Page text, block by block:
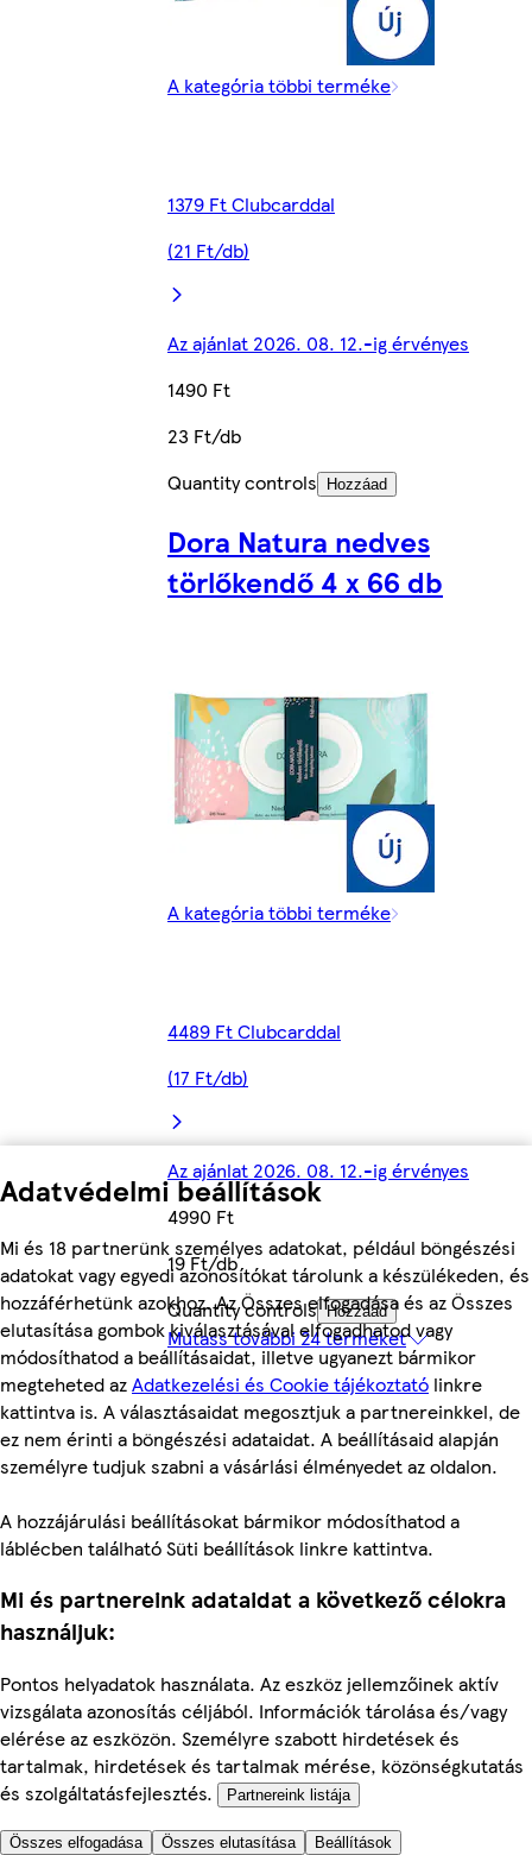
Adatvédelmi beállítások
Mi és 18 partnerünk személyes adatokat, például böngészési
adatokat vagy egyedi azonosítókat tárolunk a készülékeden, és
hozzáférhetünk azokhoz. Az Összes elfogadása és az Összes
elutasítása gombok kiválasztásával elfogadhatod vagy
módosíthatod a beállításaidat, illetve ugyanezt bármikor
megteheted azAdatkezelési és Cookie tájékoztató linkre
kattintva is. A választásaidat megosztjuk a partnereinkkel, de
ez nem érinti a böngészési adataidat. A beállításaid alapján
személyre tudjuk szabni a vásárlási élményedet az oldalon.
A hozzájárulási beállításokat bármikor módosíthatod a
láblécben található Süti beállítások linkre kattintva.
Mi és partnereink adataidat a következő célokra
használjuk:
Pontos helyadatok használata. Az eszköz jellemzőinek aktív
vizsgálata azonosítás céljából. Információk tárolása és/vagy
elérése az eszközön. Személyre szabott hirdetések és
tartalmak, hirdetések és tartalmak mérése, közönségkutatás
és szolgáltatásfejlesztés.
Partnereink listája
Összes elfogadása Összes elutasítása Beállítások
A kategória többi terméke
1379 Ft Clubcarddal
(21 Ft/db)
Az ajánlat 2026. 08. 12.-ig érvényes
1490 Ft
23 Ft/db
Quantity controls
Hozzáad
Dora Natura nedves
törlőkendő 4 x 66 db
A kategória többi terméke
4489 Ft Clubcarddal
(17 Ft/db)
Az ajánlat 2026. 08. 12.-ig érvényes
4990 Ft
19 Ft/db
Quantity controls Hozzáad
Mutass további 24 terméket